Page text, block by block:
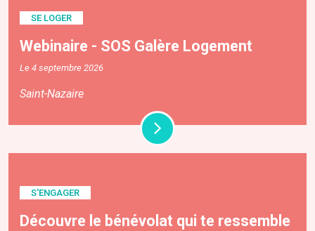
SE LOGER
Webinaire - SOS Galère Logement
Le 4 septembre 2026
Saint-Nazaire
S'ENGAGER
Découvre le bénévolat qui te ressemble